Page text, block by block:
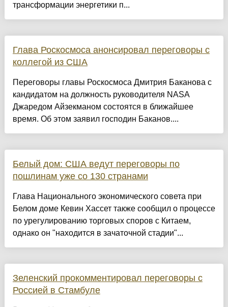
трансформации энергетики п...
Глава Роскосмоса анонсировал переговоры с
коллегой из США
Переговоры главы Роскосмоса Дмитрия Баканова с
кандидатом на должность руководителя NASA
Джаредом Айзекманом состоятся в ближайшее
время. Об этом заявил господин Баканов....
Белый дом: США ведут переговоры по
пошлинам уже со 130 странами
Глава Национального экономического совета при
Белом доме Кевин Хассет также сообщил о процессе
по урегулированию торговых споров с Китаем,
однако он "находится в зачаточной стадии"...
Зеленский прокомментировал переговоры с
Россией в Стамбуле